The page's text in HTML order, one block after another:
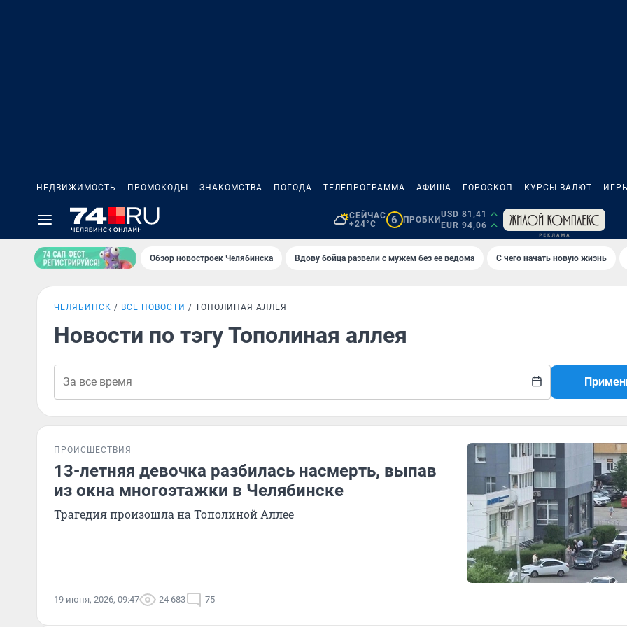
НЕДВИЖИМОСТЬ ПРОМОКОДЫ ЗНАКОМСТВА ПОГОДА ТЕЛЕПРОГРАММА АФИША ГОРОСКОП КУРСЫ ВАЛЮТ
СЕЙЧАС
+24°C
6 ПРОБКИ
USD 81,41
EUR 94,06
Обзор новостроек Челябинска Вдову бойца развели с мужем без ее ведома С чего начать новую жизнь
ЧЕЛЯБИНСК ВСЕ НОВОСТИ ТОПОЛИНАЯ АЛЛЕЯ
Новости по тэгу Тополиная аллея
ПРОИСШЕСТВИЯ
13-летняя девочка разбилась насмерть, выпав
из окна многоэтажки в Челябинске
Трагедия произошла на Тополиной Аллее
19 июня, 2026, 09:47 24 683 75